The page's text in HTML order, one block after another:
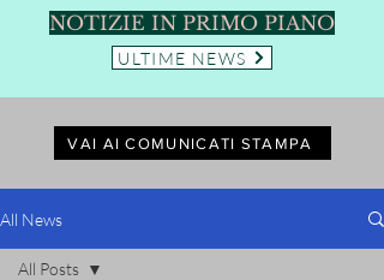
NOTIZIE IN PRIMO PIANO
ULTIME NEWS
VAI AI COMUNICATI STAMPA
All News
All Posts